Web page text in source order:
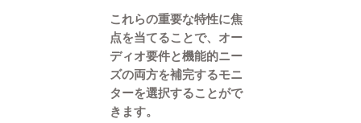
これらの重要な特性に焦
点を当てることで、オー
ディオ要件と機能的ニー
ズの両方を補完するモニ
ターを選択することがで
きます。